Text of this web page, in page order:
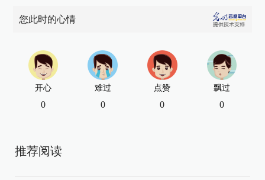
您此时的心情
开心
0
难过
0
点赞
0
飘过
0
推荐阅读